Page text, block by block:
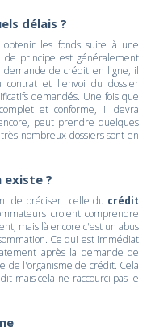
délais ?
les fonds suite à une
principe est généralement
de crédit en ligne, il
contrat et l'envoi du dossier
demandés. Une fois que
et conforme, il devra
peut prendre quelques
nombreux dossiers sont en
existe ?
de préciser : celle du crédit
croient comprendre
mais là encore c'est un abus
Ce qui est immédiat
après la demande de
de l'organisme de crédit. Cela
mais cela ne raccourci pas le